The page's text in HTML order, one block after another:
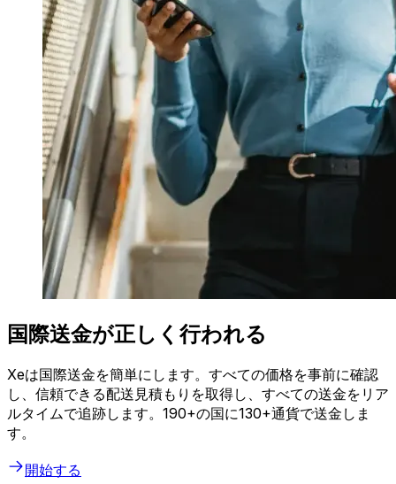
国際送金が正しく行われる
Xeは国際送金を簡単にします。すべての価格を事前に確認
し、信頼できる配送見積もりを取得し、すべての送金をリア
ルタイムで追跡します。190+の国に130+通貨で送金しま
す。
開始する